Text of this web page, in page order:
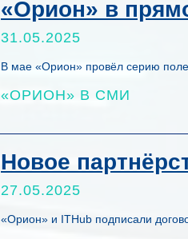
«Орион» в
31.05.2025
В мае «Орион» провёл серию
«ОРИОН» В СМИ
Новое
27.05.2025
«Орион» и ITHub подписали